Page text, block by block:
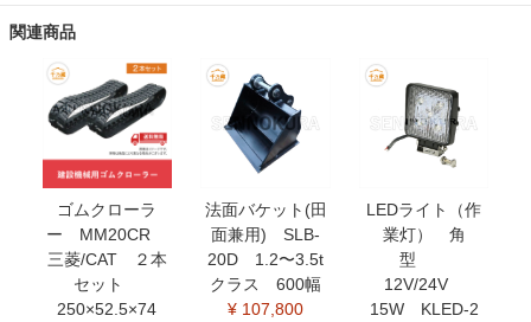
関連商品
ゴムクローラ
ー MM20CR
三菱/CAT ２本
セット
250×52.5×74
法面バケット(田
面兼用) SLB-
20D 1.2〜3.5t
クラス 600幅
¥ 107,800
LEDライト（作
業灯） 角
型
12V/24V
15W KLED-2